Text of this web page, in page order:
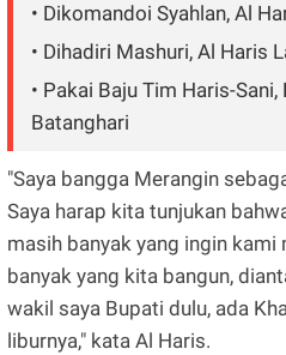
• Dikomandoi Syahlan, Al
• Dihadiri Mashuri, Al Haris
• Pakai Baju Tim Haris-
Batanghari
"Saya bangga Merangin
Saya harap kita tunjukan
masih banyak yang ingin
banyak yang kita bangun,
wakil saya Bupati dulu, ada
liburnya," kata Al Haris.